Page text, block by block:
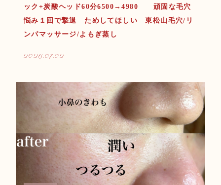
ック+炭酸ヘッド60分6500→4980 頑固な毛穴
悩み１回で撃退 ためしてほしい 東松山毛穴/リ
ンパマッサージ/よもぎ蒸し
2026.07.02